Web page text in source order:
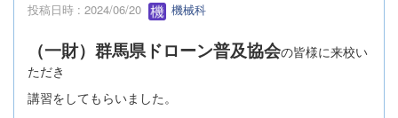
投稿日時 : 2024/06/20 機械科
（一財）群馬県ドローン普及協会の皆様に来校い
ただき
講習をしてもらいました。